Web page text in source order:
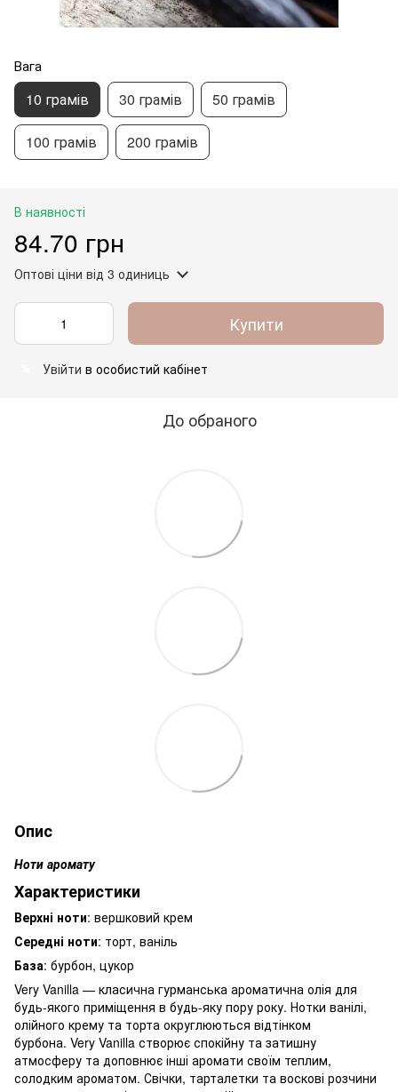
Вага
10 грамів 30 грамів 50 грамів
100 грамів 200 грамів
В наявності
84.70 грн
Оптові ціни від 3 одиниць
Купити
Увійти в особистий кабінет
До обраного
Опис
Ноти аромату
Характеристики
Верхні ноти: вершковий крем
Середні ноти: торт, ваніль
База: бурбон, цукор
Very Vanilla — класична гурманська ароматична олія для
будь-якого приміщення в будь-яку пору року. Нотки ванілі,
олійного крему та торта округлюються відтінком
бурбона. Very Vanilla створює спокійну та затишну
атмосферу та доповнює інші аромати своїм теплим,
солодким ароматом. Свічки, тарталетки та воскові розчини